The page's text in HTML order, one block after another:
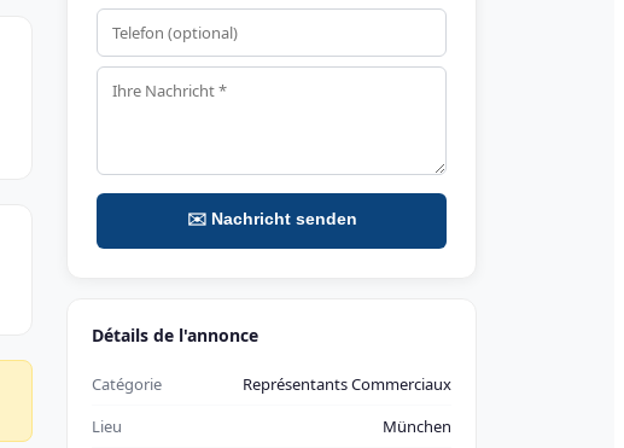
✉️ Nachricht senden
Détails de l'annonce
Catégorie
Représentants Commerciaux
Lieu
München